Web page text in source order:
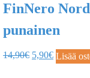
FinNero
punainen
14,90€ 5,90€ Lisää